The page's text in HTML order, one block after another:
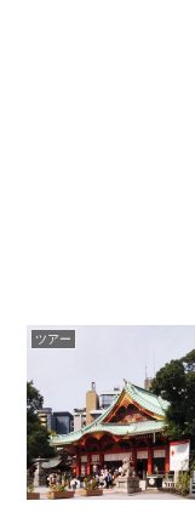
ツアー